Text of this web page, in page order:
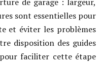
sont essentielles pour
et éviter les problèmes
disposition des guides
faciliter cette étape